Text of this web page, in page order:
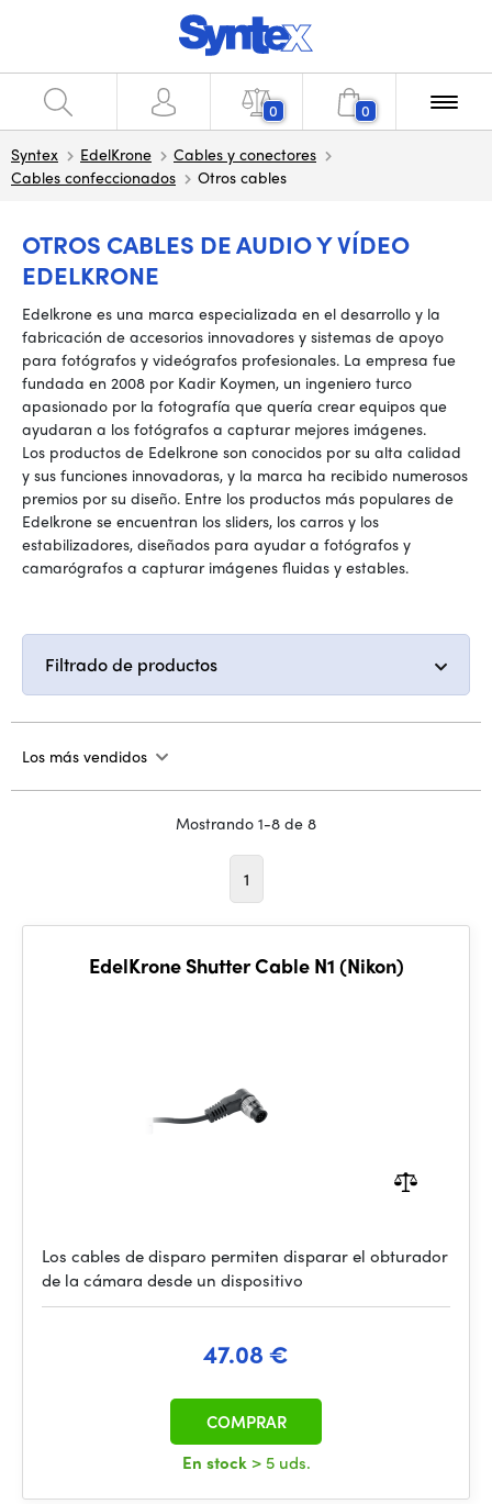
0 0
Syntex EdelKrone
Cables y conectores
Cables confeccionados
Otros cables
OTROS CABLES DE AUDIO Y VÍDEO
EDELKRONE
Edelkrone es una marca especializada en el desarrollo y la
fabricación de accesorios innovadores y sistemas de apoyo
para fotógrafos y videógrafos profesionales. La empresa fue
fundada en 2008 por Kadir Koymen, un ingeniero turco
apasionado por la fotografía que quería crear equipos que
ayudaran a los fotógrafos a capturar mejores imágenes.
Los productos de Edelkrone son conocidos por su alta calidad
y sus funciones innovadoras, y la marca ha recibido numerosos
premios por su diseño. Entre los productos más populares de
Edelkrone se encuentran los sliders, los carros y los
estabilizadores, diseñados para ayudar a fotógrafos y
camarógrafos a capturar imágenes fluidas y estables.
Filtrado de productos
Los más vendidos
Mostrando 1-8 de 8
1
EdelKrone Shutter Cable N1 (Nikon)
Los cables de disparo permiten disparar el obturador
de la cámara desde un dispositivo
47.08 €
En stock > 5 uds.
COMPRAR